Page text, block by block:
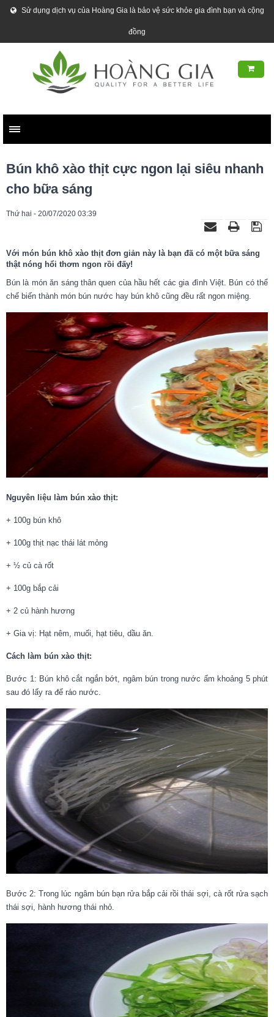
Sử dụng dịch vụ của Hoàng Gia là bảo vệ sức khỏe gia đình bạn và cộng
đồng
Bún khô xào thịt cực ngon lại siêu nhanh
cho bữa sáng
Thứ hai - 20/07/2020 03:39
Với món bún khô xào thịt đơn giản này là bạn đã có một bữa sáng
thật nóng hổi thơm ngon rồi đấy!
Bún là món ăn sáng thân quen của hầu hết các gia đình Việt. Bún có thể
chế biến thành món bún nước hay bún khô cũng đều rất ngon miệng.
Nguyên liệu làm bún xào thịt:
+ 100g bún khô
+ 100g thịt nạc thái lát mỏng
+ ½ củ cà rốt
+ 100g bắp cải
+ 2 củ hành hương
+ Gia vị: Hạt nêm, muối, hạt tiêu, dầu ăn.
Cách làm bún xào thịt:
Bước 1: Bún khô cắt ngắn bớt, ngâm bún trong nước ấm khoảng 5 phút
sau đó lấy ra để ráo nước.
Bước 2: Trong lúc ngâm bún bạn rửa bắp cải rồi thái sợi, cà rốt rửa sạch
thái sợi, hành hương thái nhỏ.